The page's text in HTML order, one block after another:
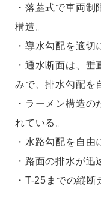
・落蓋式で車両
構造。
・導水勾配を適切
・通水断面は、
みで、排水勾配を
・ラーメン構造
れている。
・水路勾配を自由
・路面の排水が迅
・T-25までの縦断